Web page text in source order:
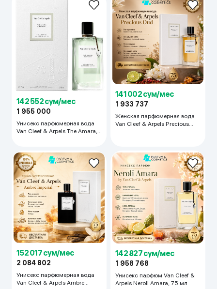
142 552 сум/мес
1 955 000
Унисекс парфюмерная вода
Van Cleef & Arpels The Amara,
141 002 сум/мес
1 933 737
Женская парфюмерная вода
Van Cleef & Arpels Precious
152 017 сум/мес
2 084 802
Унисекс парфюмерная вода
Van Cleef & Arpels Ambre
142 827 сум/мес
1 958 768
Унисекс парфюм Van Cleef &
Arpels Neroli Amara, 75 мл